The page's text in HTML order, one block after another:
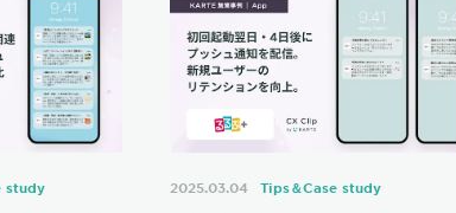
study 2025.03.04 Tips＆Case study